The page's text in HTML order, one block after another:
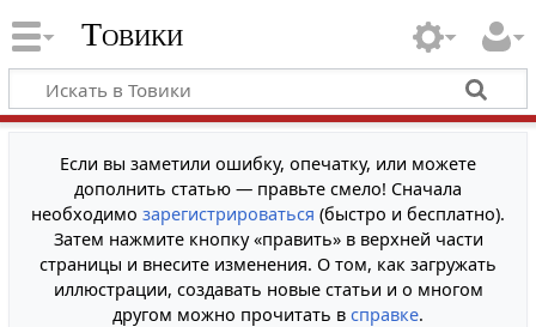
Товики
Если вы заметили ошибку, опечатку, или можете
дополнить статью — правьте смело! Сначала
необходимо зарегистрироваться (быстро и бесплатно).
Затем нажмите кнопку «править» в верхней части
страницы и внесите изменения. О том, как загружать
иллюстрации, создавать новые статьи и о многом
другом можно прочитать в справке.